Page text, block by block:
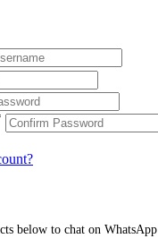
below to chat on WhatsApp